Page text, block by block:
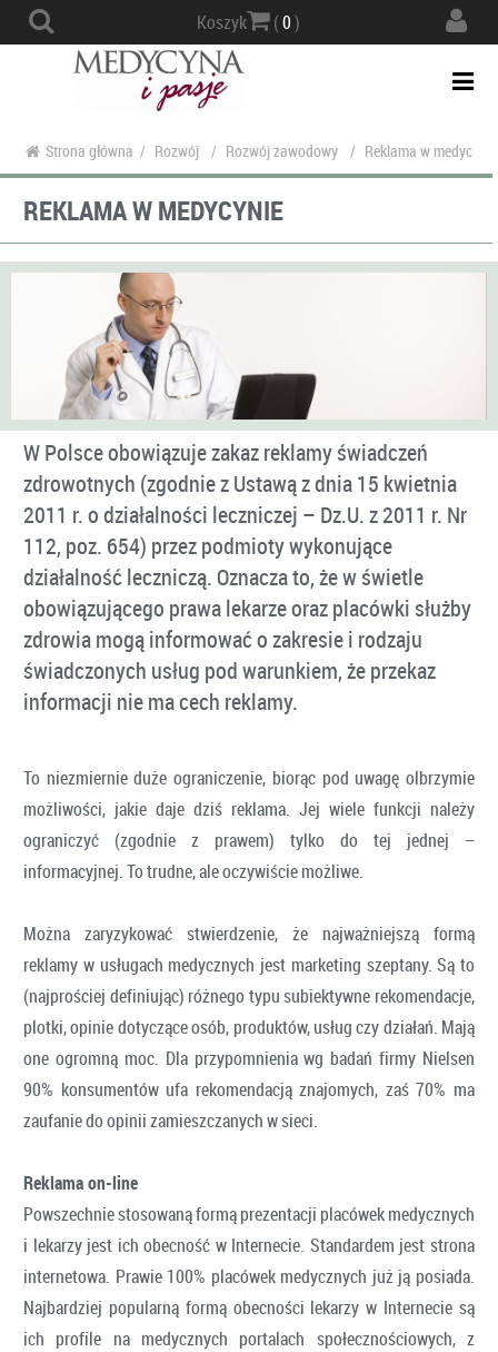
Koszyk (0)
Strona główna / Rozwój / Rozwój zawodowy / Reklama w medycynie
REKLAMA W MEDYCYNIE
W Polsce obowiązuje zakaz reklamy świadczeń
zdrowotnych (zgodnie z Ustawą z dnia 15 kwietnia
2011 r. o działalności leczniczej – Dz.U. z 2011 r. Nr
112, poz. 654) przez podmioty wykonujące
działalność leczniczą. Oznacza to, że w świetle
obowiązującego prawa lekarze oraz placówki służby
zdrowia mogą informować o zakresie i rodzaju
świadczonych usług pod warunkiem, że przekaz
informacji nie ma cech reklamy.
To niezmiernie duże ograniczenie, biorąc pod uwagę olbrzymie
możliwości, jakie daje dziś reklama. Jej wiele funkcji należy
ograniczyć (zgodnie z prawem) tylko do tej jednej –
informacyjnej. To trudne, ale oczywiście możliwe.
Można zaryzykować stwierdzenie, że najważniejszą formą
reklamy w usługach medycznych jest marketing szeptany. Są to
(najprościej definiując) różnego typu subiektywne rekomendacje,
plotki, opinie dotyczące osób, produktów, usług czy działań. Mają
one ogromną moc. Dla przypomnienia wg badań firmy Nielsen
90% konsumentów ufa rekomendacją znajomych, zaś 70% ma
zaufanie do opinii zamieszczanych w sieci.
Reklama on-line
Powszechnie stosowaną formą prezentacji placówek medycznych
i lekarzy jest ich obecność w Internecie. Standardem jest strona
internetowa. Prawie 100% placówek medycznych już ją posiada.
Najbardziej popularną formą obecności lekarzy w Internecie są
ich profile na medycznych portalach społecznościowych, z